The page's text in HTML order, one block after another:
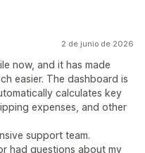
2 de junio de 2026
now, and it has made
easier. The dashboard is
calculates key
expenses, and other
support team.
had questions about my